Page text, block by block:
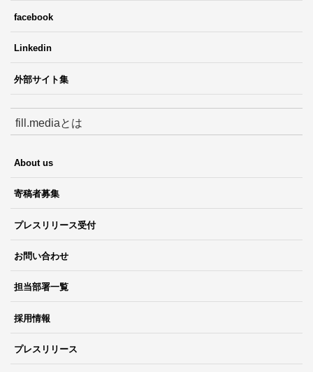
facebook
Linkedin
外部サイト集
fill.mediaとは
About us
寄稿者募集
プレスリリース受付
お問い合わせ
担当部署一覧
採用情報
プレスリリース